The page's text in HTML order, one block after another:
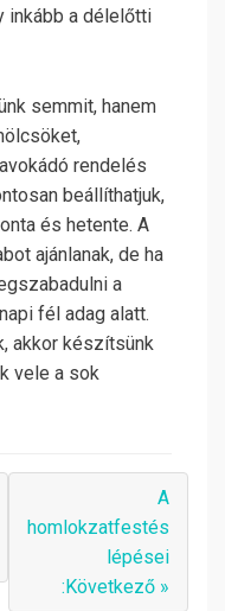
inkább a délelőtti
semmit, hanem
rendelés
beállíthatjuk,
és hetente. A
ajánlanak, de ha
a
fél adag alatt.
akkor készítsünk
vele a sok
A
homlokzatfestés
lépései
:Következő »